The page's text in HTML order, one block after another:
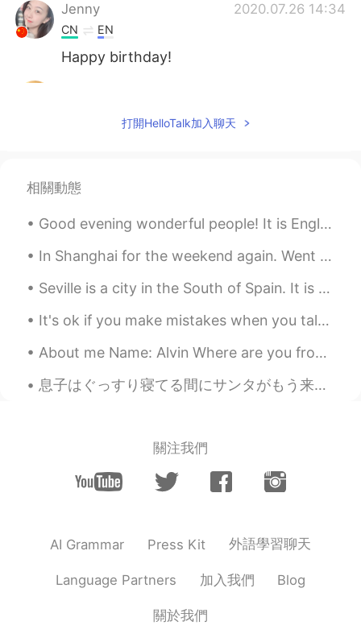
Jenny 2020.07.26 14:34
CN EN
Happy birthday!
CN
Happy birthday😃
Jessica 2020.07.26 14:21
happy birthday to you🎂
Jennifer_Lee 2020.07.26 14:20
CN EN
生日快乐！🎁🎉😄
today is also my birthday！
Amanda.C 2020.07.26 14:16
老铁，生日快乐～
2020.07.26 14:16
EN
生日快乐，可以多在抖音活动，抖音群体不
打開HelloTalk加入聊天
相關動態
Good evening wonderful people! It is English speaking practice time! If you want to practice so...
In Shanghai for the weekend again. Went to Longhua temple today with the help of a very good Shan...
Seville is a city in the South of Spain. It is famous for its beautiful palace (it was used for f...
It's ok if you make mistakes when you talk in English. That's what I am here for, to help you. Ma...
About me Name: Alvin Where are you from?: Edinburg Height: 188cm. Birthday: 0222. Eye color:...
息子はぐっすり寝てる間にサンタがもう来たそう It seems Santa already arrived tonight while my son is deeply asleep 私も明日...
關注我們
AI Grammar Press Kit 外語學習聊天
Language Partners 加入我們 Blog
關於我們